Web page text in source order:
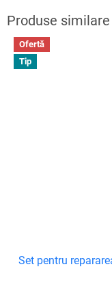
Ofertă
Tip
Set pentru